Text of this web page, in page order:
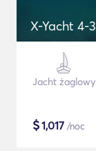
X-Yacht 4-3
Jacht żaglowy
$1,017 /noc